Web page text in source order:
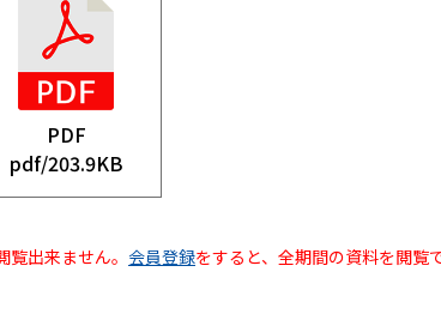
PDF
pdf/203.9KB
出来ません。 会員登録をすると、全期間の資料を閲覧